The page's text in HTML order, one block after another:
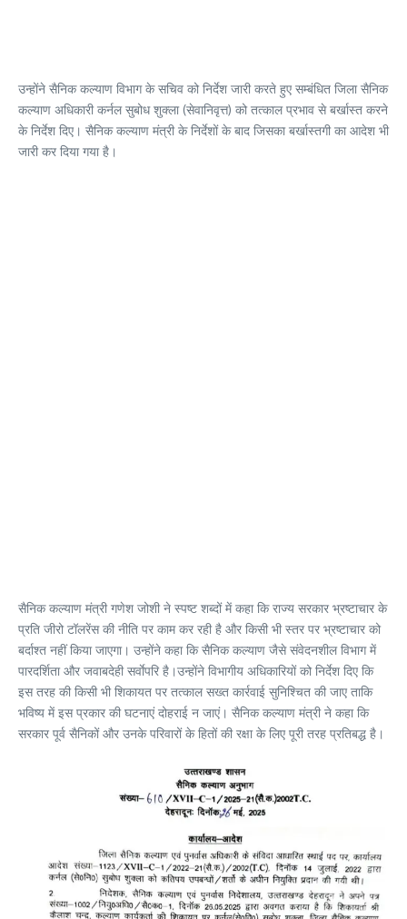
उन्होंने सैनिक कल्याण विभाग के सचिव को निर्देश जारी करते हुए सम्बंधित जिला सैनिक
कल्याण अधिकारी कर्नल सुबोध शुक्ला (सेवानिवृत्त) को तत्काल प्रभाव से बर्खास्त करने
के निर्देश दिए। सैनिक कल्याण मंत्री के निर्देशों के बाद जिसका बर्खास्तगी का आदेश भी
जारी कर दिया गया है।
सैनिक कल्याण मंत्री गणेश जोशी ने स्पष्ट शब्दों में कहा कि राज्य सरकार भ्रष्टाचार के
प्रति जीरो टॉलरेंस की नीति पर काम कर रही है और किसी भी स्तर पर भ्रष्टाचार को
बर्दाश्त नहीं किया जाएगा। उन्होंने कहा कि सैनिक कल्याण जैसे संवेदनशील विभाग में
पारदर्शिता और जवाबदेही सर्वाेपरि है।उन्होंने विभागीय अधिकारियों को निर्देश दिए कि
इस तरह की किसी भी शिकायत पर तत्काल सख्त कार्रवाई सुनिश्चित की जाए ताकि
भविष्य में इस प्रकार की घटनाएं दोहराई न जाएं। सैनिक कल्याण मंत्री ने कहा कि
सरकार पूर्व सैनिकों और उनके परिवारों के हितों की रक्षा के लिए पूरी तरह प्रतिबद्ध है।